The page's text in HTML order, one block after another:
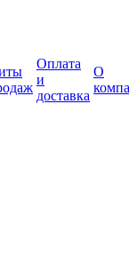
Оплата
и
доставка
О